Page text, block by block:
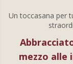
Un toccasana per
mezzo alle